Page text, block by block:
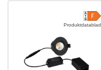
Produktdatablad